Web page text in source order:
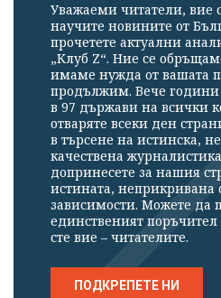
Уважаеми читатели, вие
научите новините от
прочетете актуални
„Клуб Z“. Ние се
имаме нужда от вашата
продължим. Вече години
в 97 държави на всички
отваряте всеки ден
в търсене на истинска,
качествена
допринесете за нашия
истината, неприкривана
зависимости. Можете да
единственият
сте вие – читателите.
ПОДКРЕПЕТЕ НИ